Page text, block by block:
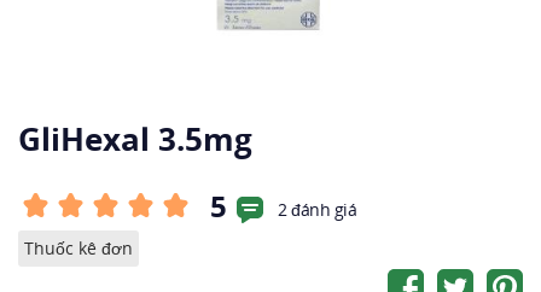
GliHexal 3.5mg
5
2 đánh giá
Thuốc kê đơn